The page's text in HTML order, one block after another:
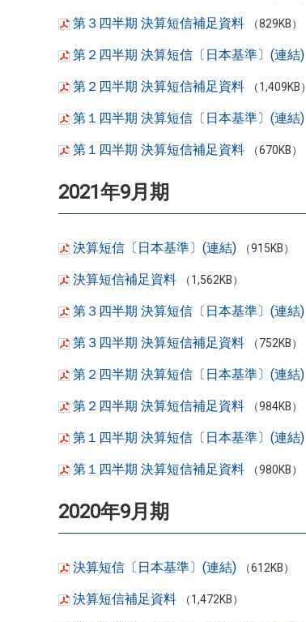
第３四半期 決算短信補足資料 （829KB）
第２四半期 決算短信〔日本基準〕(連結)
第２四半期 決算短信補足資料 （1,409KB）
第１四半期 決算短信〔日本基準〕(連結)
第１四半期 決算短信補足資料 （670KB）
2021年9月期
決算短信〔日本基準〕(連結) （915KB）
決算短信補足資料 （1,562KB）
第３四半期 決算短信〔日本基準〕(連結)
第３四半期 決算短信補足資料 （752KB）
第２四半期 決算短信〔日本基準〕(連結)
第２四半期 決算短信補足資料 （984KB）
第１四半期 決算短信〔日本基準〕(連結)
第１四半期 決算短信補足資料 （980KB）
2020年9月期
決算短信〔日本基準〕(連結) （612KB）
決算短信補足資料 （1,472KB）